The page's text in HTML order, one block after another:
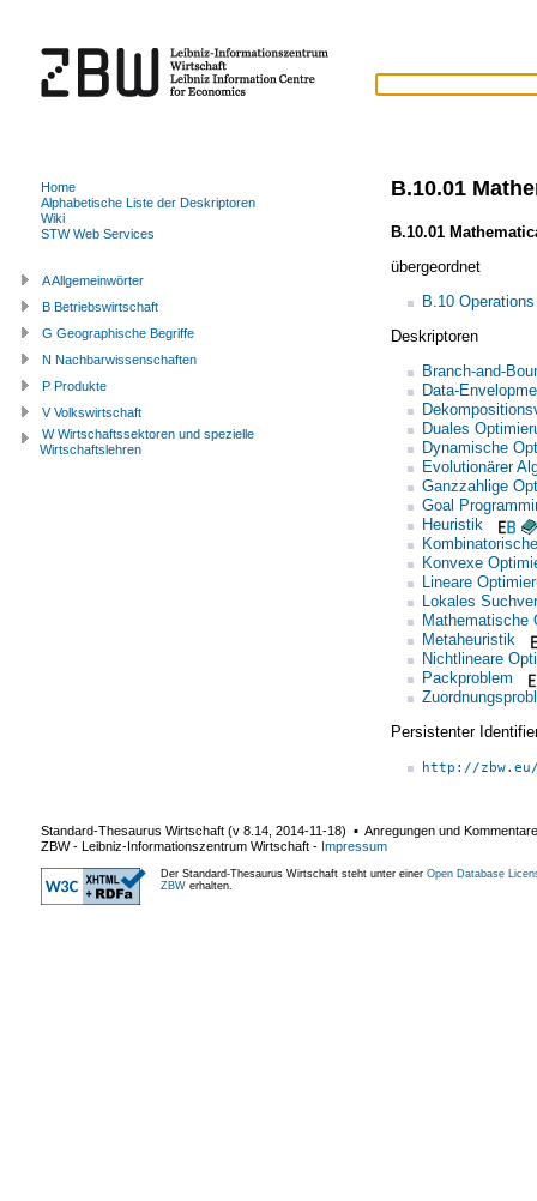
B.10.01
B.10.01
übergeordnet
B.10
Deskriptoren
Branch-and-
Data-
Duales
Dynamische
Evolutionärer
Ganzzahlige
Goal
Heuristik
Konvexe
Lineare
Lokales
Mathematische
Metaheuristik
Nichtlineare
Packproblem
Persistenter
http://
Home
Alphabetische Liste der Deskriptoren
Wiki
STW Web Services
A Allgemeinwörter
B Betriebswirtschaft
G Geographische Begriffe
N Nachbarwissenschaften
P Produkte
V Volkswirtschaft
W Wirtschaftssektoren und spezielle
Wirtschaftslehren
Standard-Thesaurus Wirtschaft (v 8.14 2014-11-18) ▪ Anregungen und
ZBW - Leibniz-Informationszentrum Wirtschaft - Impressum
Der Standard-Thesaurus Wirtschaft steht unter einer Open Database
ZBW erhalten.